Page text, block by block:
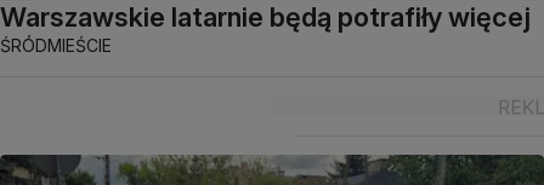
Warszawskie latarnie będą potrafiły więcej
ŚRÓDMIEŚCIE